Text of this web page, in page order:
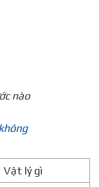
đâu ✅ cao cấp
✅ uy tín ✅ giá